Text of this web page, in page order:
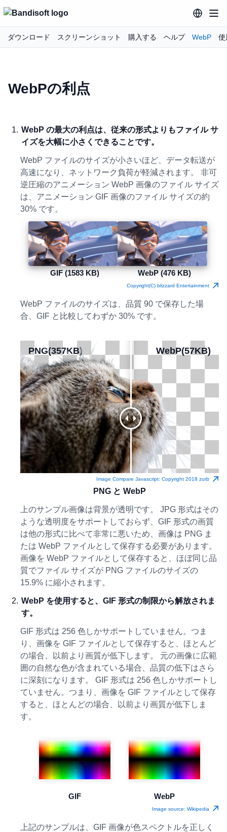
ダウンロード スクリーンショット 購入する ヘルプ WebP 使
WebPの利点
WebP の最大の利点は、従来の形式よりもファイル サ
イズを大幅に小さくできることです。
WebP ファイルのサイズが小さいほど、データ転送が
高速になり、ネットワーク負荷が軽減されます。 非可
逆圧縮のアニメーション WebP 画像のファイル サイズ
は、アニメーション GIF 画像のファイル サイズの約
30% です。
GIF (1583 KB) WebP (476 KB)
Copyright(C) blizzard Entertainment
WebP ファイルのサイズは、品質 90 で保存した場
合、GIF と比較してわずか 30% です。
PNG(357KB) WebP(57KB)
PNG(357KB) WebP(57KB)
Image Compare Javascript: Copyright 2018 zurb
PNG と WebP
上のサンプル画像は背景が透明です。 JPG 形式はその
ような透明度をサポートしておらず、GIF 形式の画質
は他の形式に比べて非常に悪いため、画像は PNG ま
たは WebP ファイルとして保存する必要があります。
画像を WebP ファイルとして保存すると、ほぼ同じ品
質でファイル サイズが PNG ファイルのサイズの
15.9% に縮小されます。
WebP を使用すると、GIF 形式の制限から解放されま
す。
GIF 形式は 256 色しかサポートしていません。つま
り、画像を GIF ファイルとして保存すると、ほとんど
の場合、以前より画質が低下します。 元の画像に広範
囲の自然な色が含まれている場合、品質の低下はさら
に深刻になります。 GIF 形式は 256 色しかサポートし
ていません。つまり、画像を GIF ファイルとして保存
すると、ほとんどの場合、以前より画質が低下しま
す。
GIF WebP
Image source: Wikipedia
上記のサンプルは、GIF 画像が色スペクトルを正しく